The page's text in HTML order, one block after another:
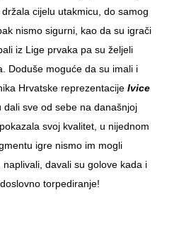
cijelu utakmicu, do samog
nismo sigurni, kao da su igrači
iz Lige prvaka pa su željeli
Doduše moguće da su imali i
Hrvatske reprezentacijeIvice
dali sve od sebe na današnjoj
svoj kvalitet, u nijednom
igre nismo im mogli
davali su golove kada i
torpediranje!